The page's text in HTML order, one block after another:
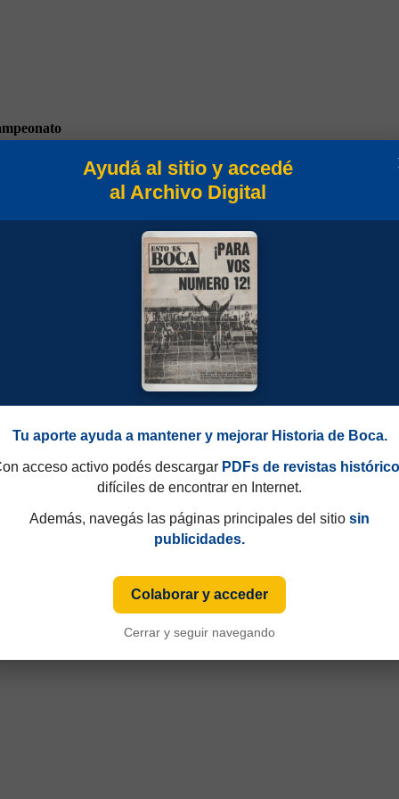
Ayudá al sitio y accedé
al Archivo Digital
Tu aporte ayuda a mantener y mejorar Historia de Boca.
acceso activo podés descargar PDFs de revistas
difíciles de encontrar en Internet.
Además, navegás las páginas principales del sitio sin
publicidades.
Colaborar y acceder
Cerrar y seguir navegando